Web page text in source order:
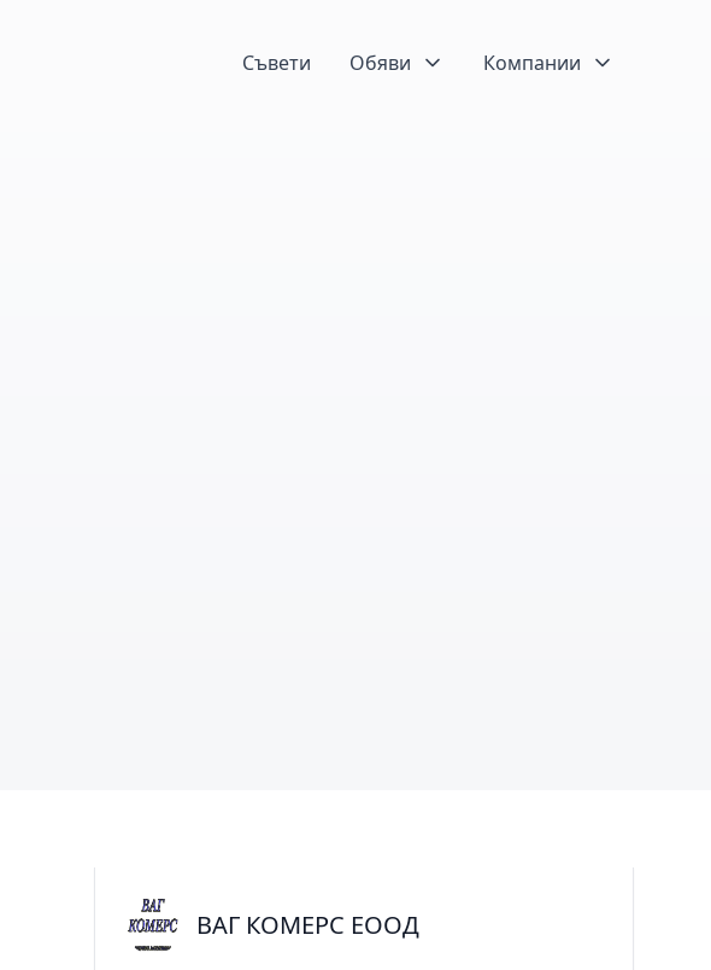
Съвети Обяви Компании
ВАГ КОМЕРС ЕООД